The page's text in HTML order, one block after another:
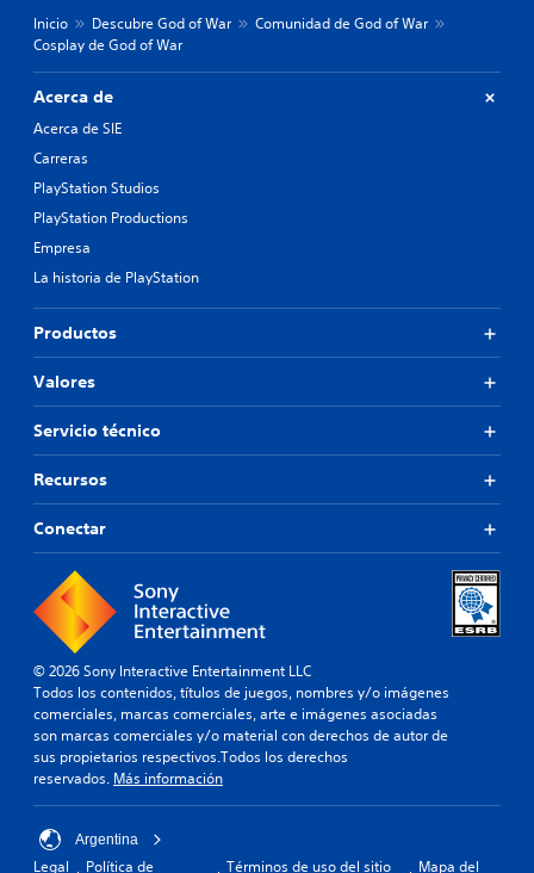
Inicio Descubre God of War
Comunidad de God of War
Cosplay de God of War
Acerca de
Acerca de SIE
Carreras
PlayStation Studios
PlayStation Productions
Empresa
La historia de PlayStation
Productos
Valores
Servicio técnico
Recursos
Conectar
© 2026 Sony Interactive Entertainment LLC
Todos los contenidos, títulos de juegos, nombres y/o imágenes
comerciales, marcas comerciales, arte e imágenes asociadas
son marcas comerciales y/o material con derechos de autor de
sus propietarios respectivos.Todos los derechos
reservados. Más información
Argentina
Legal
Política de
Términos de uso del sitio
Mapa del